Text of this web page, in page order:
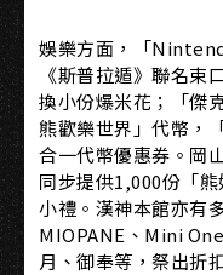
娛樂方面，「
《斯普拉遁》聯名束
換小份爆米花；「傑
熊歡樂世界」代幣，
合一代幣優惠券。岡
同步提供1,000份「
小禮。漢神本館亦有
MIOPANE、Mini
月、御奉等，祭出折